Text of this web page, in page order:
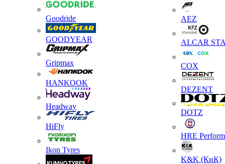
Goodride
GOODYEAR
Gripmax
HANKOOK
Headway
HiFly
Ikon Tyres
AEZ
ALCAR
COX
DEZENT
DOTZ
HRE
K&K (КиК)